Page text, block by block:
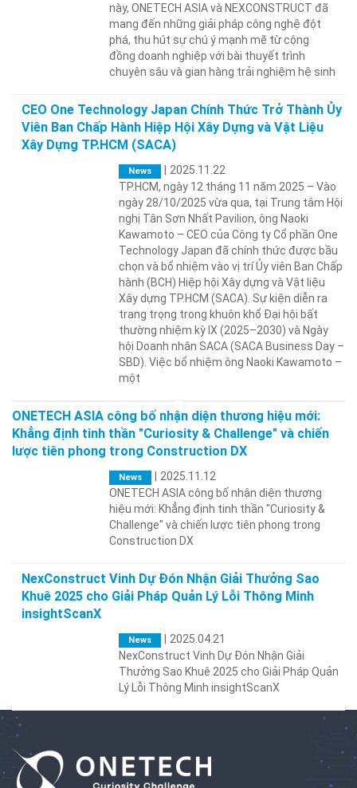
này, ONETECH ASIA và NEXCONSTRUCT đã
mang đến những giải pháp công nghệ đột
phá, thu hút sự chú ý mạnh mẽ từ cộng
đồng doanh nghiệp với bài thuyết trình
chuyên sâu và gian hàng trải nghiệm hệ sinh
CEO One Technology Japan Chính Thức Trở Thành Ủy
Viên Ban Chấp Hành Hiệp Hội Xây Dựng và Vật Liệu
Xây Dựng TP.HCM (SACA)
News | 2025.11.22
TP.HCM, ngày 12 tháng 11 năm 2025 – Vào
ngày 28/10/2025 vừa qua, tại Trung tâm Hội
nghị Tân Sơn Nhất Pavilion, ông Naoki
Kawamoto – CEO của Công ty Cổ phần One
Technology Japan đã chính thức được bầu
chọn và bổ nhiệm vào vị trí Ủy viên Ban Chấp
hành (BCH) Hiệp hội Xây dựng và Vật liệu
Xây dựng TP.HCM (SACA). Sự kiện diễn ra
trang trọng trong khuôn khổ Đại hội bất
thường nhiệm kỳ IX (2025–2030) và Ngày
hội Doanh nhân SACA (SACA Business Day –
SBD). Việc bổ nhiệm ông Naoki Kawamoto –
một
ONETECH ASIA công bố nhận diện thương hiệu mới:
Khẳng định tinh thần "Curiosity & Challenge" và chiến
lược tiên phong trong Construction DX
News | 2025.11.12
ONETECH ASIA công bố nhận diện thương
hiệu mới: Khẳng định tinh thần "Curiosity &
Challenge" và chiến lược tiên phong trong
Construction DX
NexConstruct Vinh Dự Đón Nhận Giải Thưởng Sao
Khuê 2025 cho Giải Pháp Quản Lý Lỗi Thông Minh
insightScanX
News | 2025.04.21
NexConstruct Vinh Dự Đón Nhận Giải
Thưởng Sao Khuê 2025 cho Giải Pháp Quản
Lý Lỗi Thông Minh insightScanX